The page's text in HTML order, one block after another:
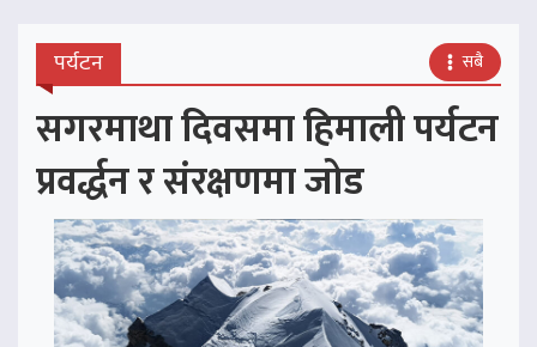
पर्यटन सबै
सगरमाथा दिवसमा हिमाली पर्यटन
प्रवर्द्धन र संरक्षणमा जोड